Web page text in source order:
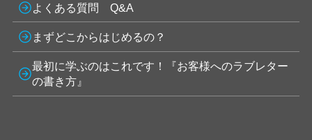
よくある質問 Q&A
まずどこからはじめるの？
最初に学ぶのはこれです！『お客様へのラブレター
の書き方』